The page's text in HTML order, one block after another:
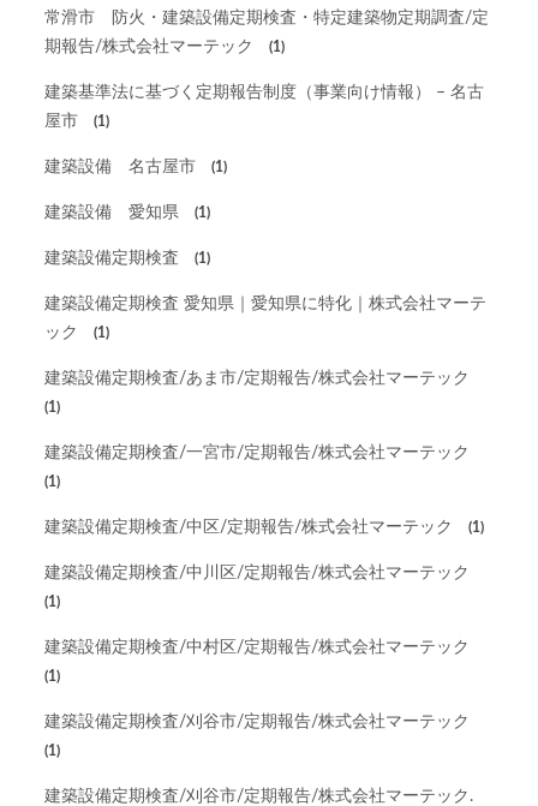
常滑市 防火・建築設備定期検査・特定建築物定期調査/定
期報告/株式会社マーテック
(1)
建築基準法に基づく定期報告制度（事業向け情報） – 名古
屋市
(1)
建築設備 名古屋市 (1)
建築設備 愛知県 (1)
建築設備定期検査 (1)
建築設備定期検査 愛知県｜愛知県に特化｜株式会社マーテ
ック
(1)
建築設備定期検査/あま市/定期報告/株式会社マーテック
(1)
建築設備定期検査/一宮市/定期報告/株式会社マーテック
(1)
建築設備定期検査/中区/定期報告/株式会社マーテック (1)
建築設備定期検査/中川区/定期報告/株式会社マーテック
(1)
建築設備定期検査/中村区/定期報告/株式会社マーテック
(1)
建築設備定期検査/刈谷市/定期報告/株式会社マーテック
(1)
建築設備定期検査/刈谷市/定期報告/株式会社マーテック.